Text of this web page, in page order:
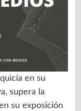
en su
supera la
su exposición